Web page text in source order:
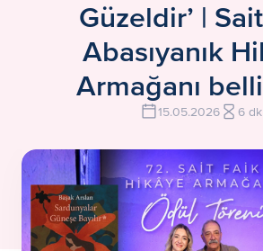
Güzeldir’ |
Abasıyanık
Armağanı
15.05.2026 6 dk